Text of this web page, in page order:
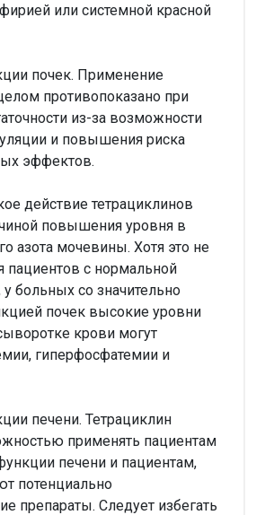
или системной красной
почек. Применение
противопоказано при
из-за возможности
и повышения риска
эффектов.
действие тетрациклинов
повышения уровня в
азота мочевины. Хотя это не
пациентов с нормальной
больных со значительно
почек высокие уровни
крови могут
гиперфосфатемии и
печени. Тетрациклин
применять пациентам
печени и пациентам,
потенциально
препараты. Следует избегать